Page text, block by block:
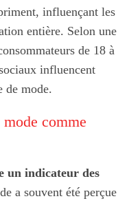
influençant les
entière. Selon une
de 18 à
influencent
de mode.
comme
un indicateur des
a souvent été perçue